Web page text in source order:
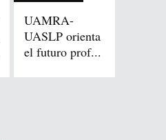
UAMRA-
UASLP orienta
el futuro prof...